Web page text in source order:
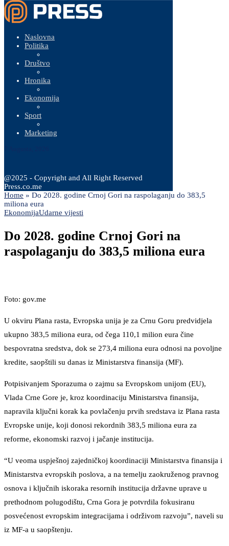
Naslovna
Politika
Društvo
Hronika
Ekonomija
Sport
Marketing
@2025 - Copyright and All Right Reserved
Press.co.me
Home » Do 2028. godine Crnoj Gori na raspolaganju do 383,5
miliona eura
EkonomijaUdarne vijesti
Do 2028. godine Crnoj Gori na
raspolaganju do 383,5 miliona eura
Foto: gov.me
U okviru Plana rasta, Evropska unija je za Crnu Goru predvidjela
ukupno 383,5 miliona eura, od čega 110,1 milion eura čine
bespovratna sredstva, dok se 273,4 miliona eura odnosi na povoljne
kredite, saopštili su danas iz Ministarstva finansija (MF).
Potpisivanjem Sporazuma o zajmu sa Evropskom unijom (EU),
Vlada Crne Gore je, kroz koordinaciju Ministarstva finansija,
napravila ključni korak ka povlačenju prvih sredstava iz Plana rasta
Evropske unije, koji donosi rekordnih 383,5 miliona eura za
reforme, ekonomski razvoj i jačanje institucija.
“U veoma uspješnoj zajedničkoj koordinaciji Ministarstva finansija i
Ministarstva evropskih poslova, a na temelju zaokruženog pravnog
osnova i ključnih iskoraka resornih institucija državne uprave u
prethodnom polugodištu, Crna Gora je potvrdila fokusiranu
posvećenost evropskim integracijama i održivom razvoju”, naveli su
iz MF-a u saopštenju.